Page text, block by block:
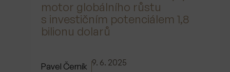
motor globálního růstu
s investičním potenciálem 1,8
bilionu dolarů
Pavel Černík 9. 6. 2025